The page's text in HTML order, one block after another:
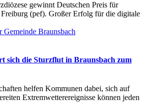
gewinnt Deutschen Preis für
(pef). Großer Erfolg für die digitale
sich die Sturzflut in Braunsbach zum
helfen Kommunen dabei, sich auf
Extremwetterereignisse können jeden